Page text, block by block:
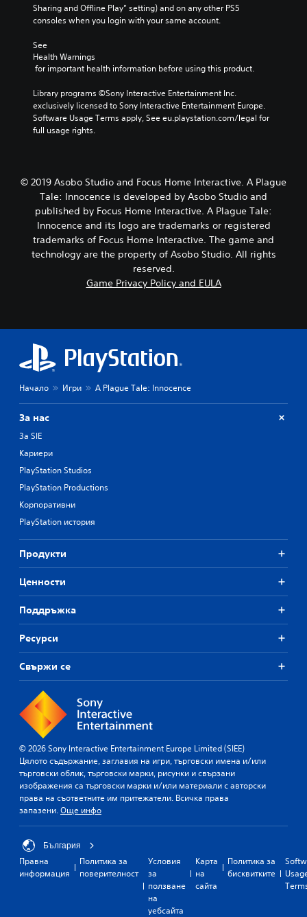
Sharing and Offline Play” setting) and on any other PS5
consoles when you login with your same account.
See
Health Warnings
for important health information before using this product.
Library programs ©Sony Interactive Entertainment Inc.
exclusively licensed to Sony Interactive Entertainment Europe.
Software Usage Terms apply, See eu.playstation.com/legal for
full usage rights.
© 2019 Asobo Studio and Focus Home Interactive. A Plague
Tale: Innocence is developed by Asobo Studio and
published by Focus Home Interactive. A Plague Tale:
Innocence and its logo are trademarks or registered
trademarks of Focus Home Interactive. The game and
technology are the property of Asobo Studio. All rights
reserved.
Game Privacy Policy and EULA
Начало Игри A Plague Tale: Innocence
За нас
За SIE
Кариери
PlayStation Studios
PlayStation Productions
Корпоративни
PlayStation история
Продукти
Ценности
Поддръжка
Ресурси
Свържи се
© 2026 Sony Interactive Entertainment Europe Limited (SIEE)
Цялото съдържание, заглавия на игри, търговски имена и/или
търговски облик, търговски марки, рисунки и свързани
изображения са търговски марки и/или материали с авторски
права на съответните им притежатели. Всичка права
запазени.Още инфо
България
Правна
информация
Политика за
поверителност
Условия
за
ползване
на
уебсайта
Карта
на
сайта
Политика за
бисквитките